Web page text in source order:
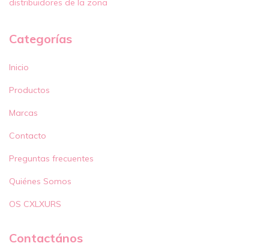
Categorías
Inicio
Productos
Marcas
Contacto
Preguntas frecuentes
Quiénes Somos
OS CXLXURS
Contactános